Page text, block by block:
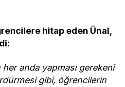
hitap eden Ünal,
her anda yapması gerekeni
gibi, öğrencilerin